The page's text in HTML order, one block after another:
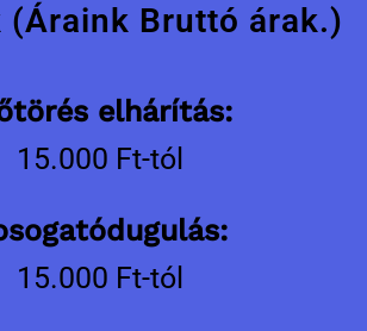
(Áraink Bruttó árak.)
elhárítás:
15.000 Ft-tól
15.000 Ft-tól